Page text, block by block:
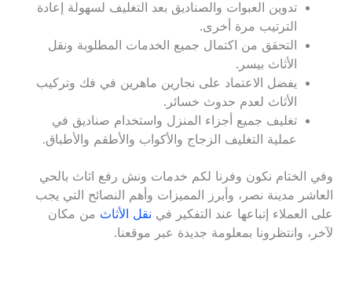
تدوين العبوات والصناديق بعد التغليف لسهولة إعادة
الترتيب مرة أخرى.
التحقق من اكتمال جميع الخدمات المطلوبة ونقل
الأثاث بيسر.
يفضل الاعتماد على نجارين ماهرين في فك وتركيب
الأثاث لعدم حدوث خسائر.
تغليف جميع أجزاء المنزل واستخدام صناديق في
عملية التغليف الزجاج والأكواب والأطقم والأطباق.
وفي الختام نكون وفرنا لكم خدمات ونش رفع اثاث بالحي
العاشر مدينة نصر، وأبرز المميزات وأهم النصائح التي يجب
على العملاء إتباعها عند التفكير في نقل الأثاث من مكان
لآخر، وانتظرونا بمعلومة جديدة عبر موقعنا.